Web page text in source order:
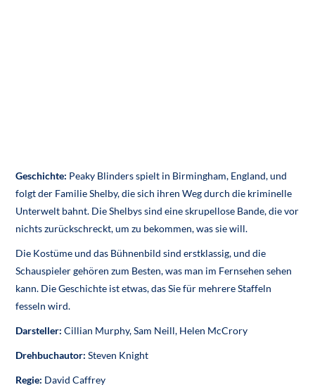
Geschichte: Peaky Blinders spielt in Birmingham, England, und
folgt der Familie Shelby, die sich ihren Weg durch die kriminelle
Unterwelt bahnt. Die Shelbys sind eine skrupellose Bande, die vor
nichts zurückschreckt, um zu bekommen, was sie will.
Die Kostüme und das Bühnenbild sind erstklassig, und die
Schauspieler gehören zum Besten, was man im Fernsehen sehen
kann. Die Geschichte ist etwas, das Sie für mehrere Staffeln
fesseln wird.
Darsteller: Cillian Murphy, Sam Neill, Helen McCrory
Drehbuchautor:Steven Knight
Regie: David Caffrey